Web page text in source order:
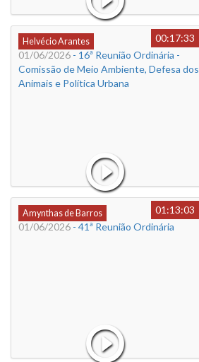
Helvécio Arantes
00:17:33
01/06/2026 - 16ª Reunião Ordinária -
Comissão de Meio Ambiente, Defesa dos
Animais e Política Urbana
Amynthas de Barros
01:13:03
01/06/2026 - 41ª Reunião Ordinária